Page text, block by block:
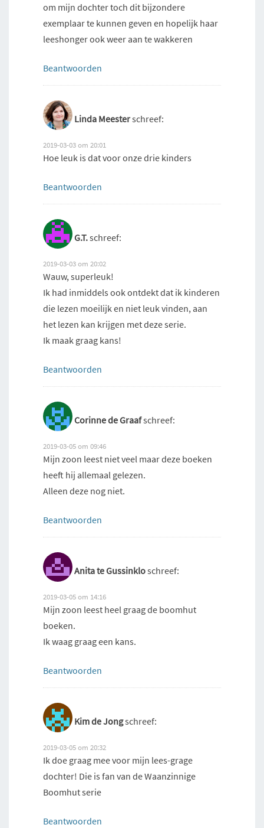
om mijn dochter toch dit bijzondere
exemplaar te kunnen geven en hopelijk haar
leeshonger ook weer aan te wakkeren
Beantwoorden
Linda Meesterschreef:
2019-03-03 om 20:01
Hoe leuk is dat voor onze drie kinders
Beantwoorden
G.T.schreef:
2019-03-03 om 20:02
Wauw, superleuk!
Ik had inmiddels ook ontdekt dat ik kinderen
die lezen moeilijk en niet leuk vinden, aan
het lezen kan krijgen met deze serie.
Ik maak graag kans!
Beantwoorden
Corinne de Graafschreef:
2019-03-05 om 09:46
Mijn zoon leest niet veel maar deze boeken
heeft hij allemaal gelezen.
Alleen deze nog niet.
Beantwoorden
Anita te Gussinkloschreef:
2019-03-05 om 14:16
Mijn zoon leest heel graag de boomhut
boeken.
Ik waag graag een kans.
Beantwoorden
Kim de Jongschreef:
2019-03-05 om 20:32
Ik doe graag mee voor mijn lees-grage
dochter! Die is fan van de Waanzinnige
Boomhut serie
Beantwoorden